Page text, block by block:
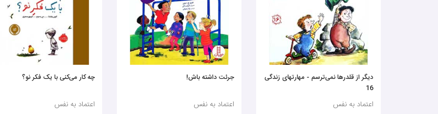
دیگر از قلدرها نمی‌ترسم - مهارتهای زندگی
16
اعتماد به نفس
جرئت داشته باش!
اعتماد به نفس
چه کار می‌کنی با یک فکر نو؟
اعتماد به نفس